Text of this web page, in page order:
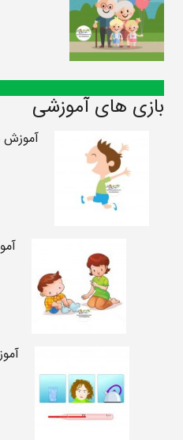
بازی های آموزشی
آموزش